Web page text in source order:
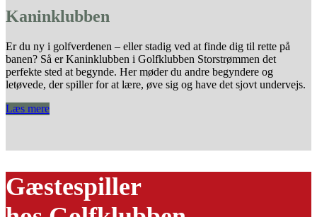
Kaninklubben
Er du ny i golfverdenen – eller stadig ved at finde dig til rette på
banen? Så er Kaninklubben i Golfklubben Storstrømmen det
perfekte sted at begynde. Her møder du andre begyndere og
letøvede, der spiller for at lære, øve sig og have det sjovt undervejs.
Læs mere
Gæstespiller